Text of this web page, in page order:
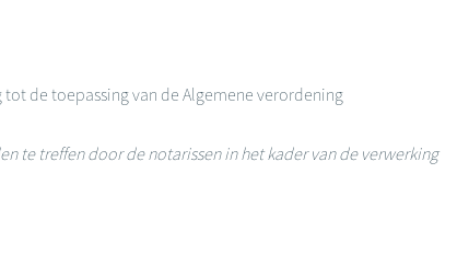
de toepassing van de Algemene verordening
te treffen door de notarissen in het kader van de verwerking